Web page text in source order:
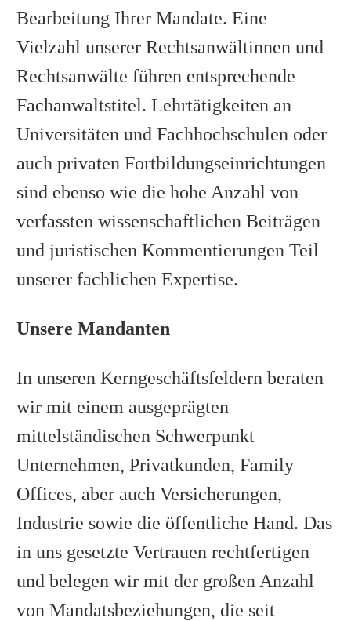
Bearbeitung Ihrer Mandate. Eine
Vielzahl unserer Rechtsanwältinnen und
Rechtsanwälte führen entsprechende
Fachanwaltstitel. Lehrtätigkeiten an
Universitäten und Fachhochschulen oder
auch privaten Fortbildungseinrichtungen
sind ebenso wie die hohe Anzahl von
verfassten wissenschaftlichen Beiträgen
und juristischen Kommentierungen Teil
unserer fachlichen Expertise.
Unsere Mandanten
In unseren Kerngeschäftsfeldern beraten
wir mit einem ausgeprägten
mittelständischen Schwerpunkt
Unternehmen, Privatkunden, Family
Offices, aber auch Versicherungen,
Industrie sowie die öffentliche Hand. Das
in uns gesetzte Vertrauen rechtfertigen
und belegen wir mit der großen Anzahl
von Mandatsbeziehungen, die seit